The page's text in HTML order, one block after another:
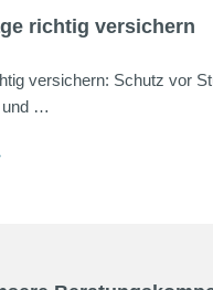
richtig versichern
versichern: Schutz vor
und …